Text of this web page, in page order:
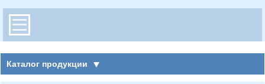
Каталог продукции